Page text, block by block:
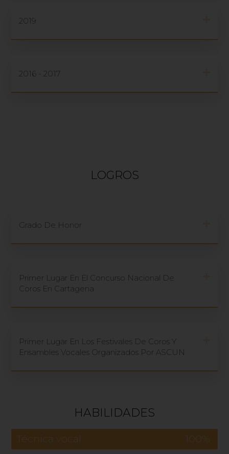
2019
2016 - 2017
LOGROS
Grado De Honor
Primer Lugar En El Concurso Nacional De
Coros En Cartagena
Primer Lugar En Los Festivales De Coros Y
Ensambles Vocales Organizados Por ASCUN
HABILIDADES
Técnica vocal 100%